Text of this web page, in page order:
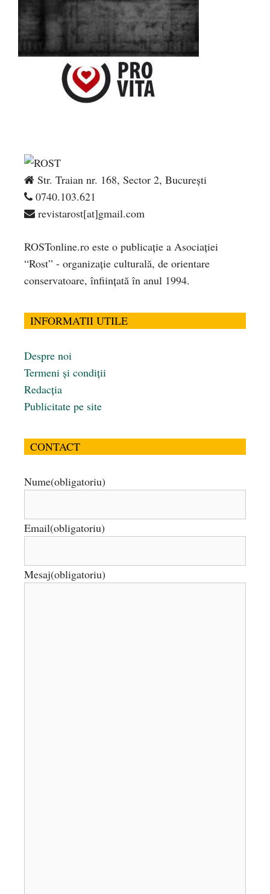
Str. Traian nr. 168, Sector 2, București
0740.103.621
revistarost[at]gmail.com
ROSTonline.ro este o publicaţie a Asociaţiei
“Rost” - organizaţie culturală, de orientare
conservatoare, înfiinţată în anul 1994.
INFORMATII UTILE
Despre noi
Termeni și condiții
Redacția
Publicitate pe site
CONTACT
Nume(obligatoriu)
Email(obligatoriu)
Mesaj(obligatoriu)